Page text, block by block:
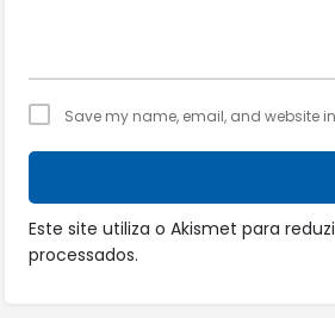
Save my name, email, and website
Este site utiliza o Akismet para
processados.